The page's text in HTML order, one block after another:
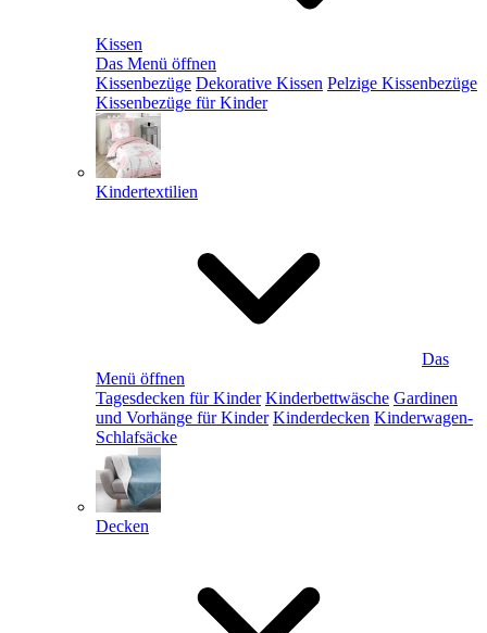
Kissen
Das Menü öffnen
Kissenbezüge Dekorative Kissen Pelzige Kissenbezüge
Kissenbezüge für Kinder
Kindertextilien
Das
Menü öffnen
Tagesdecken für Kinder Kinderbettwäsche Gardinen
und Vorhänge für Kinder Kinderdecken Kinderwagen-
Schlafsäcke
Decken